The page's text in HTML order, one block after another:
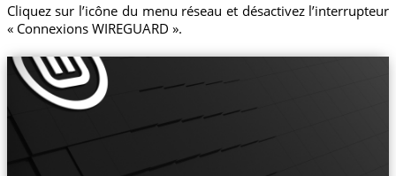
Cliquez sur l’icône du menu réseau et désactivez l’interrupteur
« Connexions WIREGUARD ».